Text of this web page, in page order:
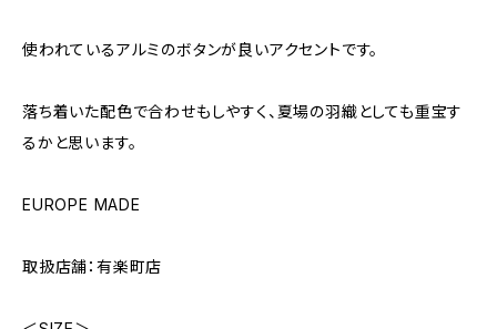
使われているアルミのボタンが良いアクセントです。
落ち着いた配色で合わせもしやすく、夏場の羽織としても重宝す
るかと思います。
EUROPE MADE
取扱店舗：有楽町店